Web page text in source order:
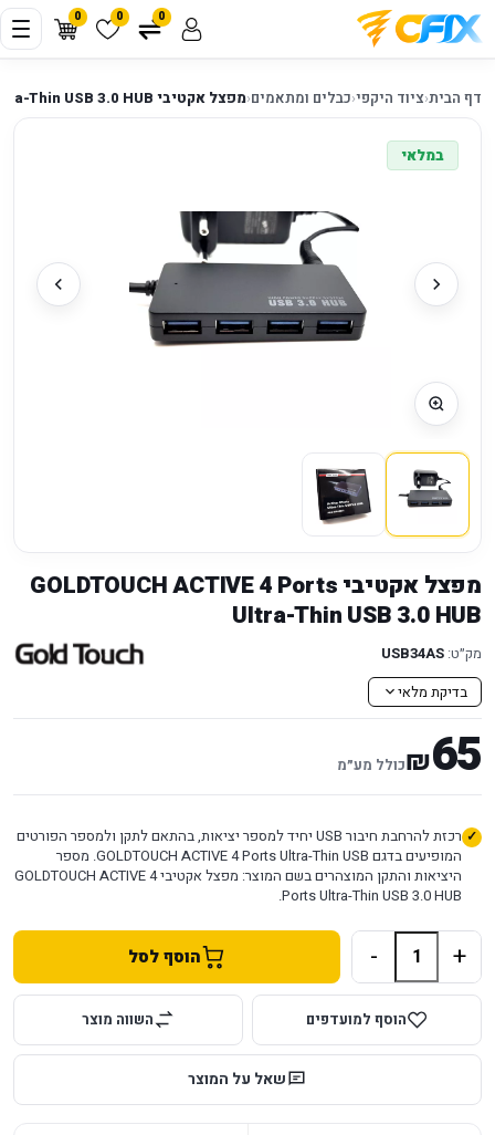
0 0 0
דף הבית‹ציוד היקפי‹כבלים ומתאמים‹מפצל אקטיבי GOLDTOUCH ACTIVE 4 Ports Ultra-Thin USB 3.0 HUB
במלאי
מפצל אקטיבי GOLDTOUCH ACTIVE 4 Ports
Ultra-Thin USB 3.0 HUB
מק״ט: USB34AS
בדיקת מלאי
65
₪כולל מע״מ
רכזת להרחבת חיבור USB יחיד למספר יציאות, בהתאם לתקן ולמספר הפורטים
המופיעים בדגם GOLDTOUCH ACTIVE 4 Ports Ultra-Thin USB. מספר
היציאות והתקן המוצהרים בשם המוצר: מפצל אקטיבי GOLDTOUCH ACTIVE 4
Ports Ultra-Thin USB 3.0 HUB.
+
- הוסף לסל
הוסף למועדפים השווה מוצר
שאל על המוצר